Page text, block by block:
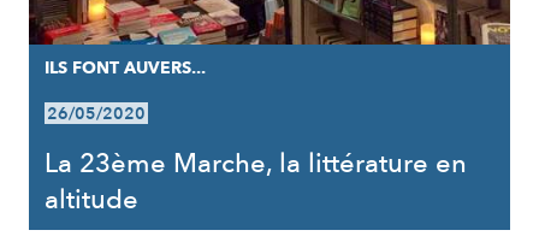
ILS FONT AUVERS...
26/05/2020
La 23ème Marche, la littérature en
altitude